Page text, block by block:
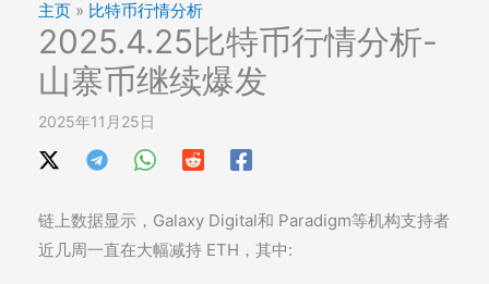
主页 » 比特币行情分析
2025.4.25比特币行情分析-
山寨币继续爆发
2025年11月25日
链上数据显示，Galaxy Digital和 Paradigm等机构支持者
近几周一直在大幅减持 ETH，其中: